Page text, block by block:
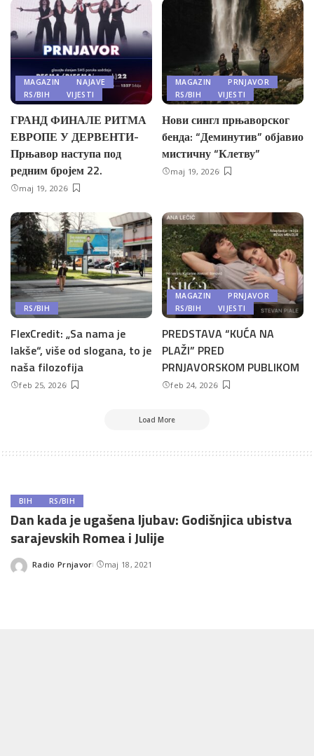
MAGAZIN
NAJAVE
RS/BIH
VIJESTI
ГРАНД ФИНАЛЕ РИТМА
ЕВРОПЕ У ДЕРВЕНТИ-
Прњавор наступа под
редним бројем 22.
maj 19, 2026
MAGAZIN
PRNJAVOR
RS/BIH
VIJESTI
Нови сингл прњаворског
бенда: “Деминутив” објавио
мистичну “Клетву”
maj 19, 2026
RS/BIH
FlexCredit: „Sa nama je
lakše“, više od slogana, to je
naša filozofija
feb 25, 2026
MAGAZIN
PRNJAVOR
RS/BIH
VIJESTI
PREDSTAVA “KUĆA NA
PLAŽI” PRED
PRNJAVORSKOM PUBLIKOM
feb 24, 2026
Load More
BIH RS/BIH
Dan kada je ugašena ljubav: Godišnjica ubistva
sarajevskih Romea i Julije
Posted
Radio Prnjavor maj 18, 2021